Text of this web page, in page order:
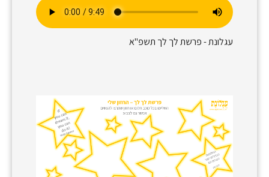
עגלונת - פרשת לך לך תשפ"א